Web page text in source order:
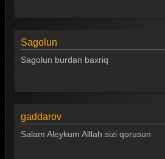
Sagolun
Sagolun burdan baxriq
gaddarov
Salam Aleykum Alllah sizi qorusun